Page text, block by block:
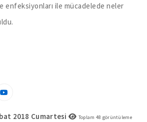
enfeksiyonları ile mücadelede neler
2018 Cumartesi Toplam 48 görüntüleme